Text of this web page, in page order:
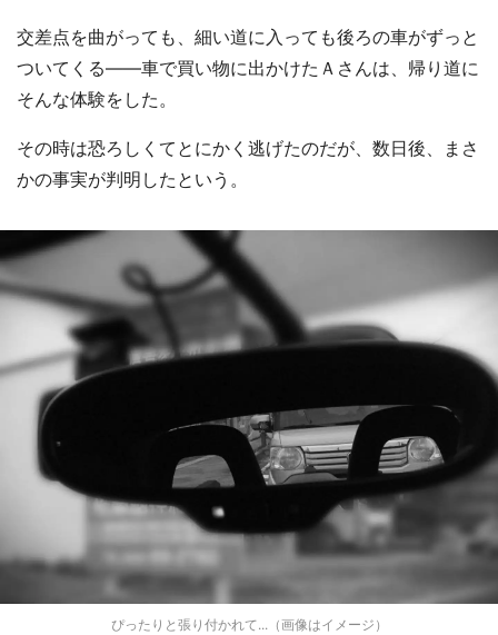
交差点を曲がっても、細い道に入っても後ろの車がずっと
ついてくる――車で買い物に出かけたＡさんは、帰り道に
そんな体験をした。
その時は恐ろしくてとにかく逃げたのだが、数日後、まさ
かの事実が判明したという。
ぴったりと張り付かれて...（画像はイメージ）